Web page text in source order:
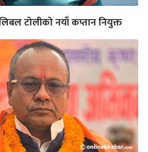
टोलीको नयाँ कप्तान नियुक्त